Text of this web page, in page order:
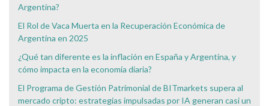
Argentina?
El Rol de Vaca Muerta en la Recuperación Económica de
Argentina en 2025
¿Qué tan diferente es la inflación en España y Argentina, y
cómo impacta en la economía diaria?
El Programa de Gestión Patrimonial de BITmarkets supera al
mercado cripto: estrategias impulsadas por IA generan casi un